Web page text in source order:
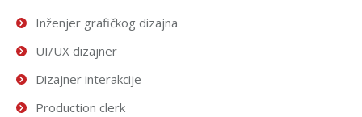
Inženjer grafičkog dizajna
UI/UX dizajner
Dizajner interakcije
Production clerk